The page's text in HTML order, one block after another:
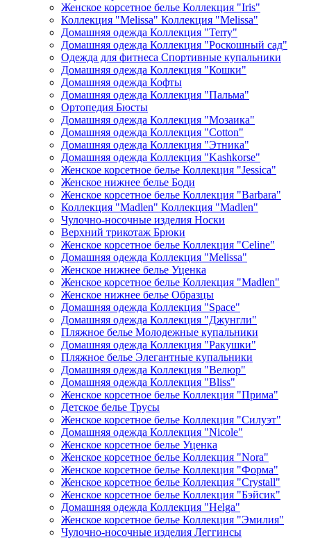
Женское корсетное белье Коллекция "Iris"
Коллекция "Melissa" Коллекция "Melissa"
Домашняя одежда Коллекция "Terry"
Домашняя одежда Коллекция "Роскошный сад"
Одежда для фитнеса Спортивные купальники
Домашняя одежда Коллекция "Кошки"
Домашняя одежда Кофты
Домашняя одежда Коллекция "Пальма"
Ортопедия Бюсты
Домашняя одежда Коллекция "Мозаика"
Домашняя одежда Коллекция "Cotton"
Домашняя одежда Коллекция "Этника"
Домашняя одежда Коллекция "Kashkorse"
Женское корсетное белье Коллекция "Jessica"
Женское нижнее белье Боди
Женское корсетное белье Коллекция "Barbara"
Коллекция "Madlen" Коллекция "Madlen"
Чулочно-носочные изделия Носки
Верхний трикотаж Брюки
Женское корсетное белье Коллекция "Celine"
Домашняя одежда Коллекция "Melissa"
Женское нижнее белье Уценка
Женское корсетное белье Коллекция "Madlen"
Женское нижнее белье Образцы
Домашняя одежда Коллекция "Space"
Домашняя одежда Коллекция "Джунгли"
Пляжное белье Молодежные купальники
Домашняя одежда Коллекция "Ракушки"
Пляжное белье Элегантные купальники
Домашняя одежда Коллекция "Велюр"
Домашняя одежда Коллекция "Bliss"
Женское корсетное белье Коллекция "Прима"
Детское белье Трусы
Женское корсетное белье Коллекция "Силуэт"
Домашняя одежда Коллекция "Nicole"
Женское корсетное белье Уценка
Женское корсетное белье Коллекция "Nora"
Женское корсетное белье Коллекция "Форма"
Женское корсетное белье Коллекция "Crystall"
Женское корсетное белье Коллекция "Бэйсик"
Домашняя одежда Коллекция "Helga"
Женское корсетное белье Коллекция "Эмилия"
Чулочно-носочные изделия Леггинсы